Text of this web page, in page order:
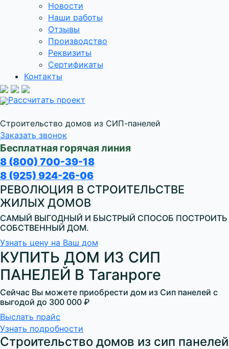
Новости
Наши работы
Отзывы
Производство
Реквизиты
Сертификаты
Контакты
Рассчитать проект
Строительство домов из СИП-панелей
Заказать звонок
Бесплатная горячая линия
8 (800) 700-39-18
8 (925) 924-26-06
РЕВОЛЮЦИЯ В СТРОИТЕЛЬСТВЕ
ЖИЛЫХ ДОМОВ
САМЫЙ ВЫГОДНЫЙ И БЫСТРЫЙ СПОСОБ ПОСТРОИТЬ
СОБСТВЕННЫЙ ДОМ.
Узнать цену на Ваш дом
КУПИТЬ ДОМ ИЗ СИП
ПАНЕЛЕЙ В Таганроге
Сейчас Вы можете приобрести дом из Сип панелей с
выгодой до 300 000 ₽
Выслать прайс
Узнать подробности
Строительство домов из сип панелей